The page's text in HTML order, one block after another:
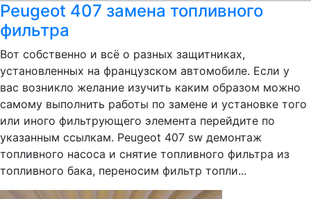
Peugeot 407 замена топливного
фильтра
Вот собственно и всё о разных защитниках,
установленных на французском автомобиле. Если у
вас возникло желание изучить каким образом можно
самому выполнить работы по замене и установке того
или иного фильтрующего элемента перейдите по
указанным ссылкам. Peugeot 407 sw демонтаж
топливного насоса и снятие топливного фильтра из
топливного бака, переносим фильтр топли...